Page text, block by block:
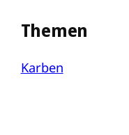
Themen
Karben